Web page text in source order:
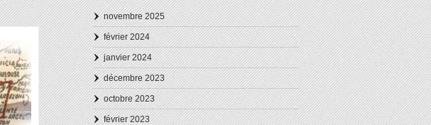
novembre 2025
février 2024
janvier 2024
décembre 2023
octobre 2023
février 2023